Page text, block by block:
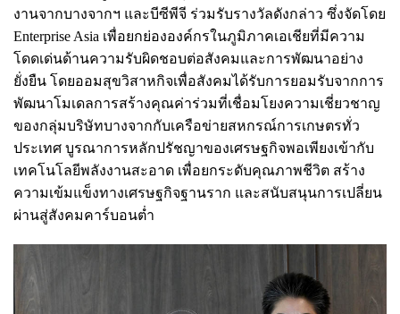
งานจากบางจากฯ และบีซีพีจี ร่วมรับรางวัลดังกล่าว ซึ่งจัดโดย
Enterprise Asia เพื่อยกย่ององค์กรในภูมิภาคเอเชียที่มีความ
โดดเด่นด้านความรับผิดชอบต่อสังคมและการพัฒนาอย่าง
ยั่งยืน โดยออมสุขวิสาหกิจเพื่อสังคมได้รับการยอมรับจากการ
พัฒนาโมเดลการสร้างคุณค่าร่วมที่เชื่อมโยงความเชี่ยวชาญ
ของกลุ่มบริษัทบางจากกับเครือข่ายสหกรณ์การเกษตรทั่ว
ประเทศ บูรณาการหลักปรัชญาของเศรษฐกิจพอเพียงเข้ากับ
เทคโนโลยีพลังงานสะอาด เพื่อยกระดับคุณภาพชีวิต สร้าง
ความเข้มแข็งทางเศรษฐกิจฐานราก และสนับสนุนการเปลี่ยน
ผ่านสู่สังคมคาร์บอนต่ำ